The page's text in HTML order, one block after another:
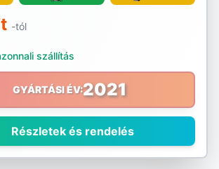
-tól
szállítás
GYÁRTÁSI ÉV:2021
Részletek és rendelés